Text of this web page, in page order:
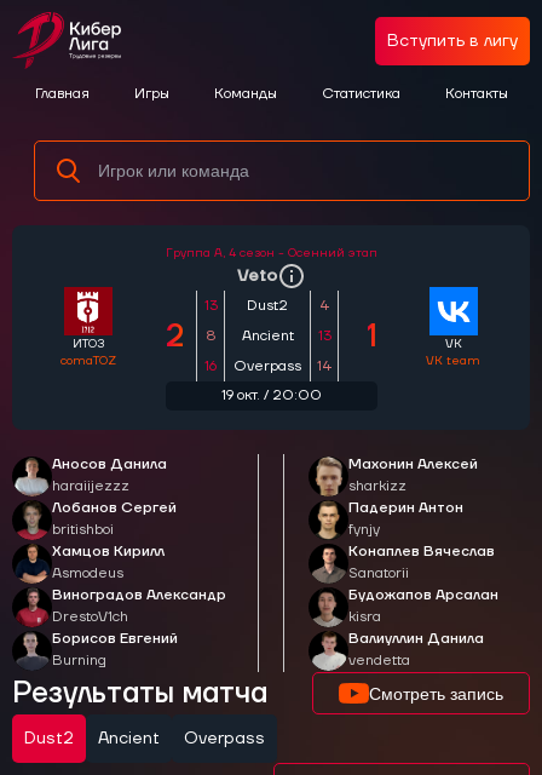
Главная Игры Команды Статистика Контакты
Вступить в лигу
Аносов Данила
haraiijezzz
Лобанов Сергей
britishboi
Хамцов Кирилл
Asmodeus
Виноградов Александр
DrestoV1ch
Борисов Евгений
Burning
ИТОЗ
comaTOZ
Группа A, 4 сезон - Осенний этап
Veto
2
13 Dust2
4
8
Ancient
13
16
Overpass 14
1
19 окт. / 20:00
VK
VK team
Махонин Алексей
sharkizz
Падерин Антон
fynjy
Конаплев Вячеслав
Sanatorii
Будожапов Арсалан
kisra
Валиуллин Данила
vendetta
Результаты матча Смотреть запись
Dust2 Ancient Overpass